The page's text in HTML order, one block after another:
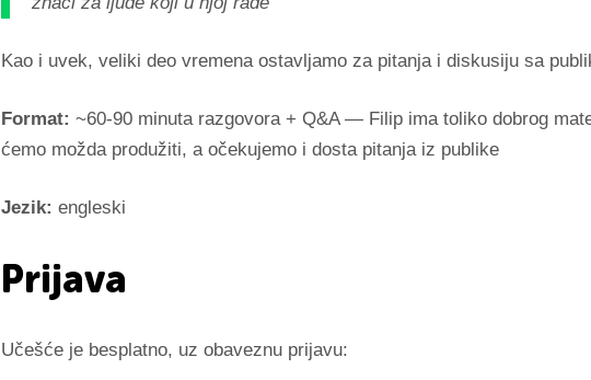
Kao i uvek, veliki deo vremena ostavljamo za pitanja i diskusiju sa
Format: ~60-90 minuta razgovora + Q&A — Filip ima toliko dobrog
ćemo možda produžiti, a očekujemo i dosta pitanja iz publike
Jezik: engleski
Prijava
Učešće je besplatno, uz obaveznu prijavu: